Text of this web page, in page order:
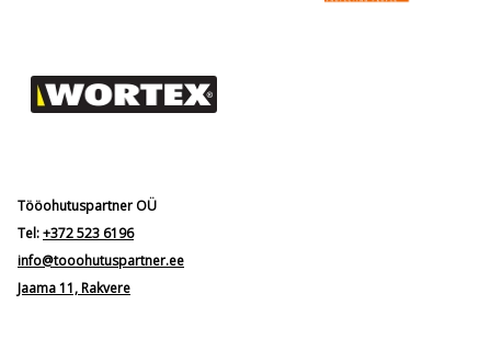
Tööohutuspartner OÜ
Tel:+372 523 6196
info@tooohutuspartner.ee
Jaama 11, Rakvere